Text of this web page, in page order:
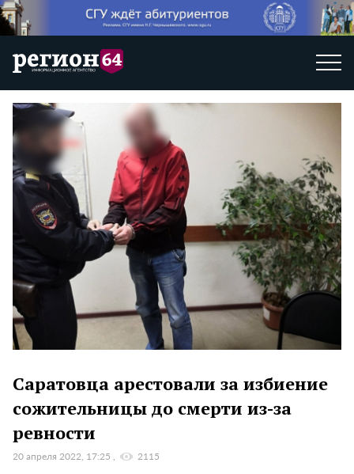
Саратовца арестовали за избиение
сожительницы до смерти из-за
ревности
20 апреля 2022, 17:25 2115